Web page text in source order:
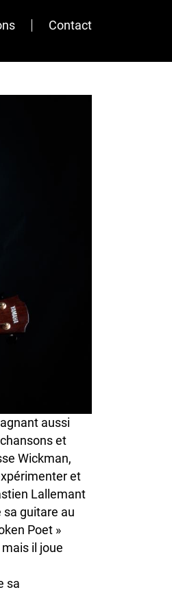
Contact
aussi
et
Wickman,
et
Lallemant
sa guitare au
Poet »
il joue
sa